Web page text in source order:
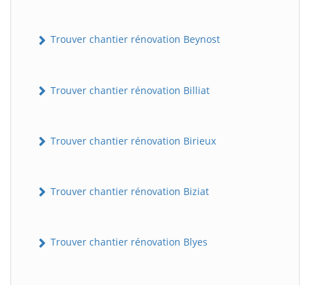
Trouver chantier rénovation Beynost
Trouver chantier rénovation Billiat
Trouver chantier rénovation Birieux
Trouver chantier rénovation Biziat
Trouver chantier rénovation Blyes